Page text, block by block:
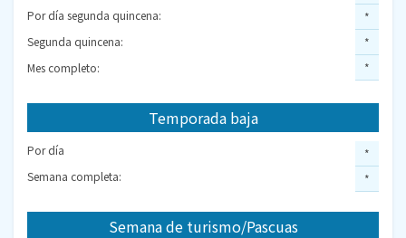
Por día segunda quincena:
Segunda quincena:
Mes completo:
*
*
*
Temporada baja
Por día
Semana completa:
*
*
Semana de turismo/Pascuas